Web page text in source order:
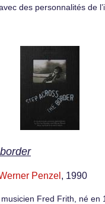
des personnalités de
Penzel , 1990
Fred Frith, né en